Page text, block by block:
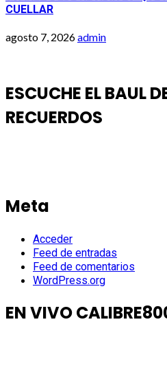
CUELLAR
agosto 7, 2026admin
ESCUCHE EL BAUL
RECUERDOS
Meta
Acceder
Feed de entradas
Feed de comentarios
WordPress.org
EN VIVO